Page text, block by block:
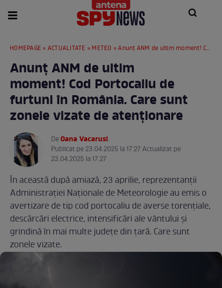
HOMEPAGE » ACTUALITATE » METEO » Anunț ANM de ultim moment! Cod Portocaliu de furtuni în România. Care sunt zonele vizate de atenționare
Anunț ANM de ultim
moment! Cod Portocaliu de
furtuni în România. Care sunt
zonele vizate de atenționare
DeOana Vacarusi.
Publicat pe 23.04.2025 la 17:27 Actualizat pe
23.04.2025 la 17:27
În această după amiază, 23 aprilie, reprezentanții
Administrației Naționale de Meteorologie au emis o
avertizare de tip cod portocaliu de averse torențiale,
descărcări electrice, intensificări ale vântului și
grindină în mai multe județe din țară. Care sunt
zonele vizate.